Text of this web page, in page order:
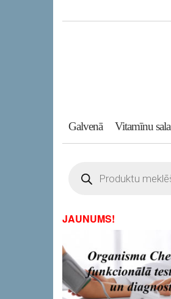
Galvenā Vitamīnu sala
search
JAUNUMS!